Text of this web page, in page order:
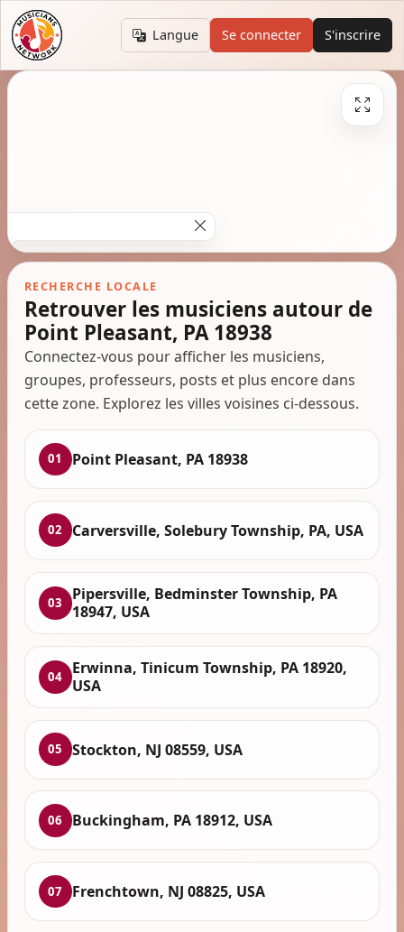
Langue Se connecter S'inscrire
RECHERCHE LOCALE
Retrouver les musiciens autour de
Point Pleasant, PA 18938
Connectez-vous pour afficher les musiciens,
groupes, professeurs, posts et plus encore dans
cette zone. Explorez les villes voisines ci-dessous.
01 Point Pleasant, PA 18938
02 Carversville, Solebury Township, PA, USA
03
Pipersville, Bedminster Township, PA
18947, USA
04 Erwinna, Tinicum Township, PA 18920,
USA
05 Stockton, NJ 08559, USA
06 Buckingham, PA 18912, USA
07 Frenchtown, NJ 08825, USA